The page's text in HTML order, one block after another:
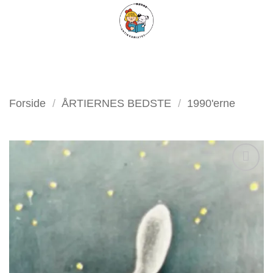
FILTER
Forside / ÅRTIERNES BEDSTE / 1990'erne
Tilføj